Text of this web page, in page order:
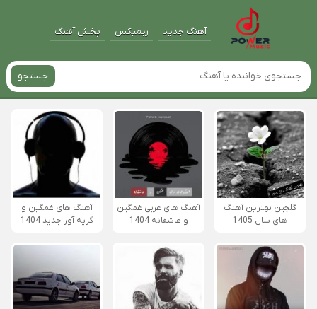
آهنگ جدید ریمیکس پخش آهنگ
جستجو
گلچین بهترین آهنگ
های سال 1405
آهنگ های عربی غمگین
و عاشقانه 1404
آهنگ های غمگین و
گریه آور جدید 1404